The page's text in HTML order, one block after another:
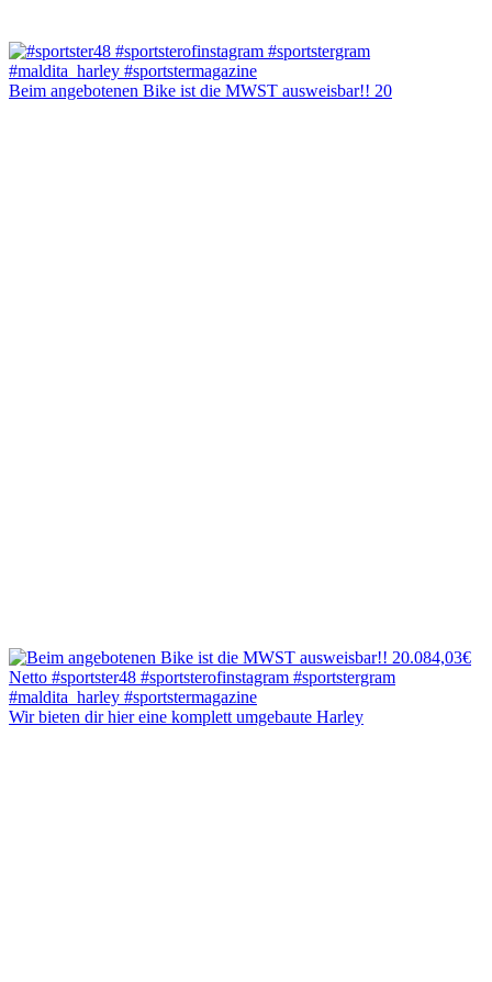
Beim angebotenen Bike ist die MWST ausweisbar!! 20
Wir bieten dir hier eine komplett umgebaute Harley